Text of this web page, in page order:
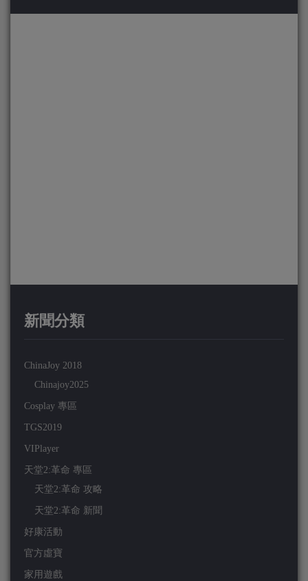
新聞分類
ChinaJoy 2018
Chinajoy2025
Cosplay 專區
TGS2019
VIPlayer
天堂2:革命 專區
天堂2:革命 攻略
天堂2:革命 新聞
好康活動
官方虛寶
家用遊戲